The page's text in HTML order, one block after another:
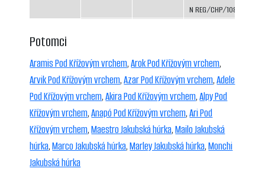
N REG/CHP/1085/98/
Potomci
Aramis Pod Křížovým vrchem,Arok Pod Křížovým vrchem,
Arvik Pod Křížovým vrchem,Azar Pod Křížovým vrchem,Adele
Pod Křížovým vrchem,Akira Pod Křížovým vrchem,Alpy Pod
Křížovým vrchem,Anapó Pod Křížovým vrchem,Ari Pod
Křížovým vrchem,Maestro Jakubská húrka,Mailo Jakubská
húrka,Marco Jakubská húrka,Marley Jakubská húrka,Monchi
Jakubská húrka